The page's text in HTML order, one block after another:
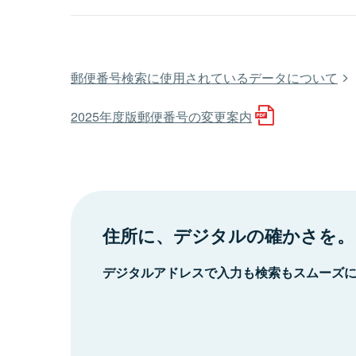
郵便番号検索に使用されているデータについて
2025年度版郵便番号の変更案内
住所に、デジタルの確かさを。
デジタルアドレスで入力も検索もスムーズ